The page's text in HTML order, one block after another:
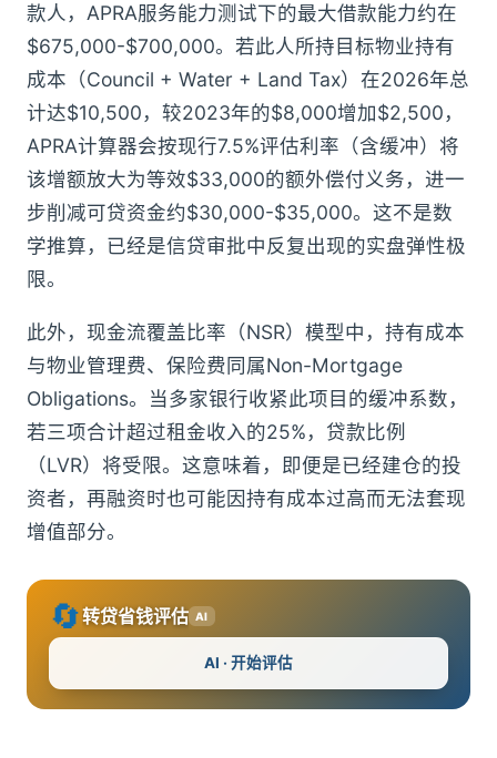
款人，APRA服务能力测试下的最大借款能力约在
$675,000-$700,000。若此人所持目标物业持有
成本（Council + Water + Land Tax）在2026年总
计达$10,500，较2023年的$8,000增加$2,500，
APRA计算器会按现行7.5%评估利率（含缓冲）将
该增额放大为等效$33,000的额外偿付义务，进一
步削减可贷资金约$30,000-$35,000。这不是数
学推算，已经是信贷审批中反复出现的实盘弹性极
限。
此外，现金流覆盖比率（NSR）模型中，持有成本
与物业管理费、保险费同属Non-Mortgage
Obligations。当多家银行收紧此项目的缓冲系数，
若三项合计超过租金收入的25%，贷款比例
（LVR）将受限。这意味着，即便是已经建仓的投
资者，再融资时也可能因持有成本过高而无法套现
增值部分。
🔄转贷省钱评估 AI
AI · 开始评估